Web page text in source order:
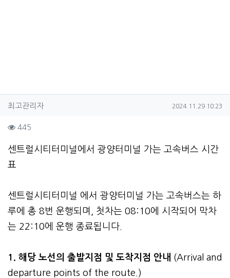
작성자 정보
최고관리자작성 작성일
2024.11.29 10:23
컨텐츠 정보
445
본문
센트럴시티터미널에서 광양터미널 가는 고속버스 시간
표
센트럴시티터미널 에서 광양터미널 가는 고속버스는 하
루에 총 8번 운행되며, 첫차는 08:10에 시작되어 막차
는 22:10에 운행 종료됩니다.
1. 해당 노선의 출발지점 및 도착지점 안내 (Arrival and
departure points of the route.)